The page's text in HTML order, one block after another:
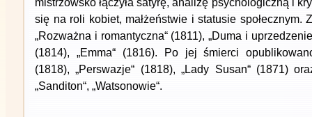
mistrzowsko łączyła satyrę, analizę psychologiczną i
się na roli kobiet, małżeństwie i statusie społecznym.
„Rozważna i romantyczna“ (1811), „Duma i
(1814), „Emma“ (1816). Po jej śmierci
(1818), „Perswazje“ (1818), „Lady Susan“ (1871)
„Sanditon“, „Watsonowie“.